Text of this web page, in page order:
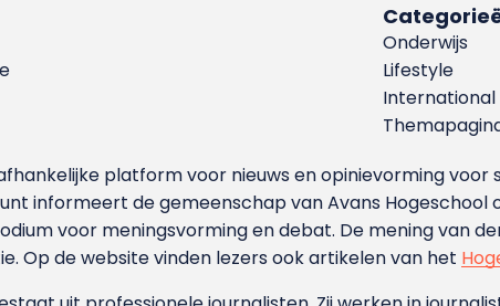
Onderwijs
Lifestyle
International
platform voor nieuws en opinievorming
informeert de gemeenschap van Avans
voor meningsvorming en debat. De mening van
Op de website vinden lezers ook artikelen van het